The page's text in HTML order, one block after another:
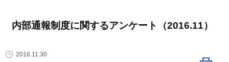
内部通報制度に関するアンケート（2016.11）
2016.11.30